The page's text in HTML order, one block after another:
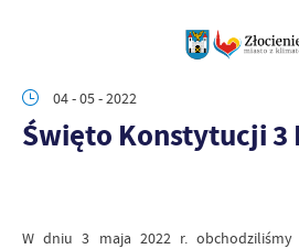
04 - 05 - 2022
Święto Konstytucji 3
W dniu 3 maja 2022 r. obchodziliśmy